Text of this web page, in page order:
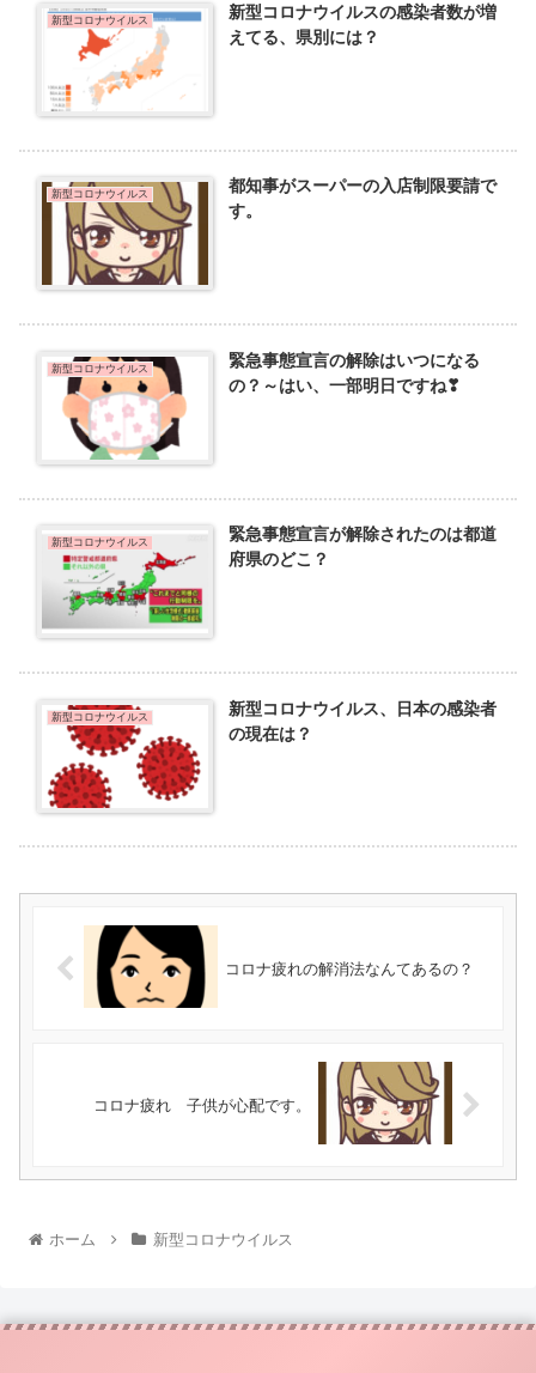
新型コロナウイルス
新型コロナウイルスの感染者数が増
えてる、県別には？
新型コロナウイルス
都知事がスーパーの入店制限要請で
す。
新型コロナウイルス
緊急事態宣言の解除はいつになる
の？～はい、一部明日ですね❣
新型コロナウイルス
緊急事態宣言が解除されたのは都道
府県のどこ？
新型コロナウイルス
新型コロナウイルス、日本の感染者
の現在は？
コロナ疲れの解消法なんてあるの？
コロナ疲れ 子供が心配です。
ホーム 新型コロナウイルス